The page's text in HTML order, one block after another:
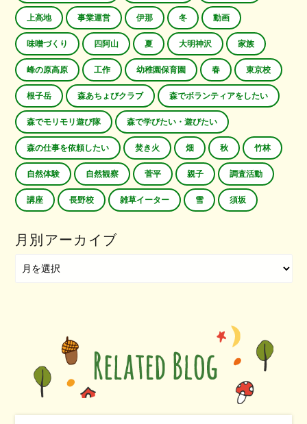
上高地 事業運営 伊那 冬 動画
味噌づくり 四阿山 夏 大明神沢 家族
峰の原高原 工作 幼稚園保育園 春 東京校
根子岳 森あちょびクラブ 森でボランティアをしたい
森でモリモリ遊び隊 森で学びたい・遊びたい
森の仕事を依頼したい 焚き火 畑 秋 竹林
自然体験 自然観察 菅平 親子 調査活動
講座 長野校 雑草イーター 雪 須坂
月別アーカイブ